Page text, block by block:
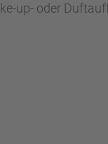
up- oder